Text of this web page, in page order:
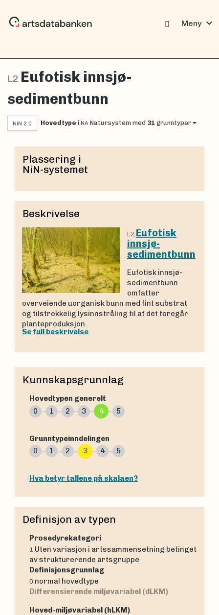
Meny expand_more
L2 Eufotisk innsjø-
sedimentbunn
NiN 2.0 Hovedtype i NA Natursystem med 31 grunntyper
Plassering i
NiN-systemet
Beskrivelse
L2 Eufotisk
innsjø-
sedimentbunn
Eufotisk innsjø-
sedimentbunn
omfatter
overveiende uorganisk bunn med fint substrat
og tilstrekkelig lysinnstråling til at det foregår
planteproduksjon.
Se full beskrivelse
Kunnskapsgrunnlag
Hovedtypen generelt
0
1 2 3 4 5
Grunntypeinndelingen
0
1 2 3 4 5
Hva betyr tallene på skalaen?
Definisjon av typen
Prosedyrekategori
1 Uten variasjon i artssammensetning betinget
av strukturerende artsgruppe
Definisjonsgrunnlag
0 normal hovedtype
Differensierende miljøvariabel (dLKM)
Hoved-miljøvariabel (hLKM)